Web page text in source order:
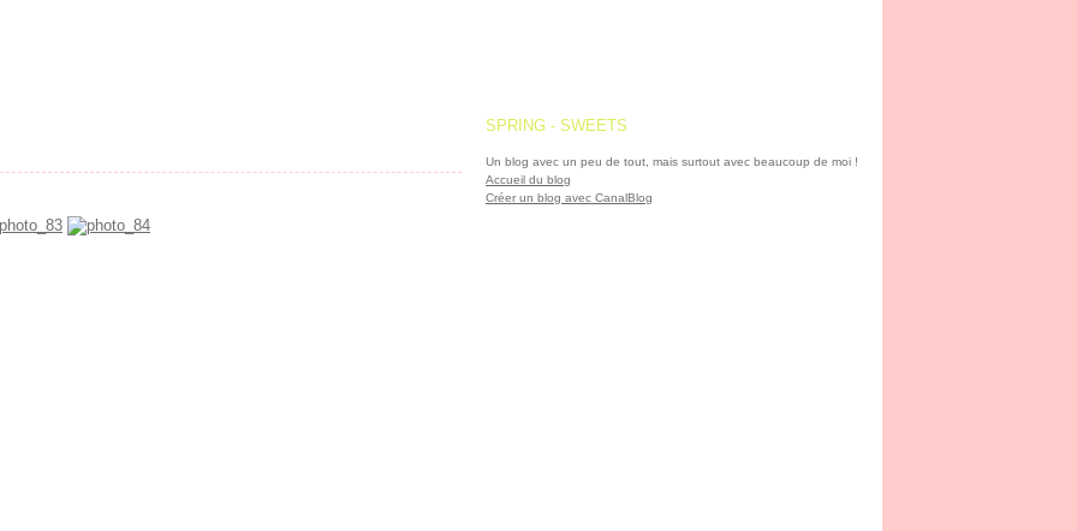
SPRING - SWEETS
Un blog avec un peu de tout, mais surtout avec beaucoup de moi !
Accueil du blog
Créer un blog avec CanalBlog